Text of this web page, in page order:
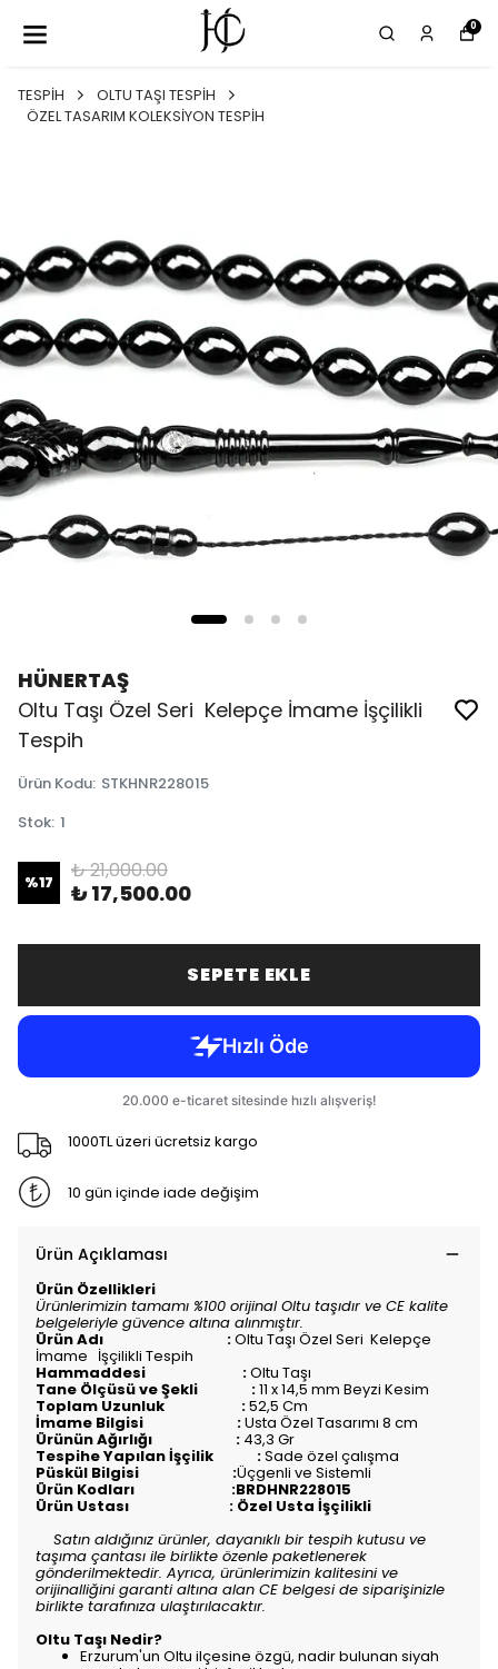
0
TESPİH
OLTU TAŞI TESPİH
ÖZEL TASARIM KOLEKSİYON TESPİH
HÜNERTAŞ
Oltu Taşı Özel Seri Kelepçe İmame İşçilikli
Tespih
Ürün Kodu: STKHNR228015
Stok: 1
%17 ₺ 21,000.00
₺ 17,500.00
SEPETE EKLE
1000TL üzeri ücretsiz kargo
10 gün içinde iade değişim
Ürün Açıklaması
Ürün Özellikleri
Ürünlerimizin tamamı %100 orijinal Oltu taşıdır ve CE kalite
belgeleriyle güvence altına alınmıştır.
Ürün Adı :Oltu Taşı Özel Seri Kelepçe
İmame İşçilikli Tespih
Hammaddesi :Oltu Taşı
Tane Ölçüsü ve Şekli :11 x 14,5 mm Beyzi Kesim
Toplam Uzunluk :52,5 Cm
İmame Bilgisi :Usta Özel Tasarımı 8 cm
Ürünün Ağırlığı : 43,3 Gr
Tespihe Yapılan İşçilik :Sade özel çalışma
Püskül Bilgisi :Üçgenli ve Sistemli
Ürün Kodları :BRDHNR228015
Ürün Ustası : Özel Usta İşçilikli
Satın aldığınız ürünler, dayanıklı bir tespih kutusu ve
taşıma çantası ile birlikte özenle paketlenerek
gönderilmektedir. Ayrıca, ürünlerimizin kalitesini ve
orijinalliğini garanti altına alan CE belgesi de siparişinizle
birlikte tarafınıza ulaştırılacaktır.
Oltu Taşı Nedir?
Erzurum'un Oltu ilçesine özgü, nadir bulunan siyah